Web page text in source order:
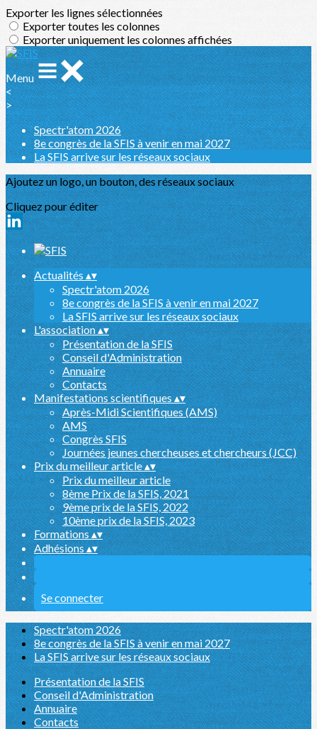
Exporter les lignes sélectionnées
Exporter toutes les colonnes
Exporter uniquement les colonnes affichées
Menu
<
>
Spectr'atom 2026
8e congrès de la SFIS à venir en mai 2027
La SFIS arrive sur les réseaux sociaux
Ajoutez un logo, un bouton, des réseaux sociaux
Cliquez pour éditer
Actualités ▴▾
Spectr'atom 2026
8e congrès de la SFIS à venir en mai 2027
La SFIS arrive sur les réseaux sociaux
L'association▴▾
Présentation de la SFIS
Conseil d'Administration
Annuaire
Contacts
Manifestations scientifiques▴▾
Après-Midi Scientifiques (AMS)
AMS
Congrès SFIS
Journées jeunes chercheuses et chercheurs (JCC)
Prix du meilleur article▴▾
Prix du meilleur article
8ème Prix de la SFIS, 2021
9ème prix de la SFIS, 2022
10ème prix de la SFIS, 2023
Formations▴▾
Adhésions▴▾
Se connecter
Spectr'atom 2026
8e congrès de la SFIS à venir en mai 2027
La SFIS arrive sur les réseaux sociaux
Présentation de la SFIS
Conseil d'Administration
Annuaire
Contacts